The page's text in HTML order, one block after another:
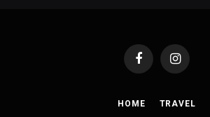
FacebookInstagram
HOME TRAVEL